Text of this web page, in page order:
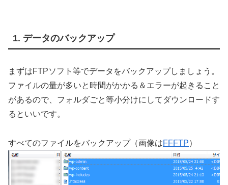
1. データのバックアップ
まずはFTPソフト等でデータをバックアップしましょう。
ファイルの量が多いと時間がかかる＆エラーが起きること
があるので、フォルダごと等小分けにしてダウンロードす
るといいです。
すべてのファイルをバックアップ（画像はFFFTP）